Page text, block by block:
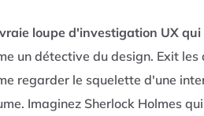
loupe d'investigation UX
un détective du design. Exit
regarder le squelette d'une
Imaginez Sherlock Holmes